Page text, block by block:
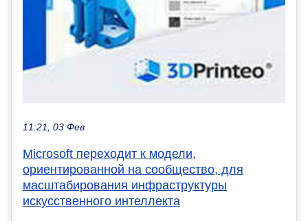
11:21, 03 Фев
Microsoft переходит к модели,
ориентированной на сообщество, для
масштабирования инфраструктуры
искусственного интеллекта